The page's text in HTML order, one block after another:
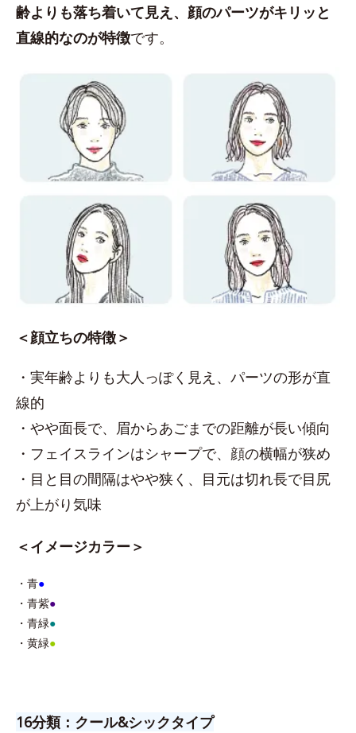
齢よりも落ち着いて見え、顔のパーツがキリッと
直線的なのが特徴です。
＜顔立ちの特徴＞
・実年齢よりも大人っぽく見え、パーツの形が直
線的
・やや面長で、眉からあごまでの距離が長い傾向
・フェイスラインはシャープで、顔の横幅が狭め
・目と目の間隔はやや狭く、目元は切れ長で目尻
が上がり気味
＜イメージカラー＞
・青●
・青紫●
・青緑●
・黄緑●
16分類：クール&シックタイプ